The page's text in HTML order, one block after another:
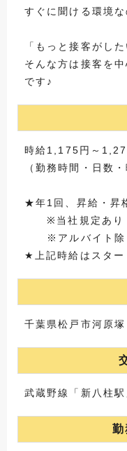
すぐに聞ける環境
「もっと接客がし
そんな方は接客を
です♪
時給1,175円～
（勤務時間・日数
★年1回、昇給・昇
※当社規定あり
※アルバイト除
★上記時給はスター
千葉県松戸市河原塚
武蔵野線「新八柱
勤